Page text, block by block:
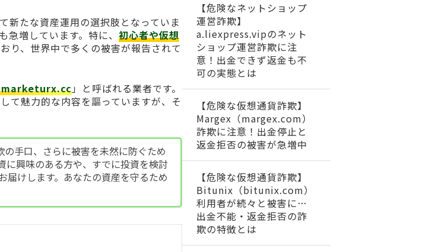
新たな資産運用の選択肢となっていま
増しています。特に、 初心者や仮想
り、世界中で多くの被害が報告されて
」と呼ばれる業者です。
て魅力的な内容を謳っていますが、そ
手口、さらに被害を未然に防ぐため
に興味のある方や、すでに投資を検討
届けします。あなたの資産を守るため
【危険なネットショップ
運営詐欺】
a.liexpress.vipのネット
ショップ運営詐欺に注
意！出金できず返金も不
可の実態とは
【危険な仮想通貨詐欺】
Margex（margex.com）
詐欺に注意！出金停止と
返金拒否の被害が急増中
【危険な仮想通貨詐欺】
Bitunix（bitunix.com）
利用者が続々と被害に…
出金不能・返金拒否の詐
欺の特徴とは